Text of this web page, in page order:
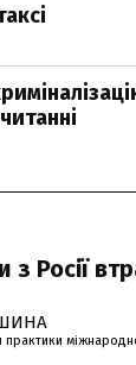
з Росії